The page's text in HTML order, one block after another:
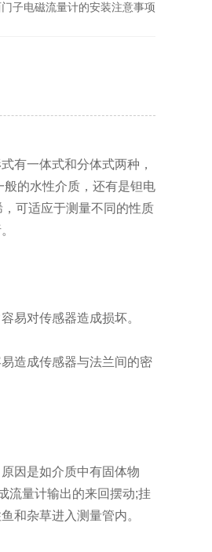
子电磁流量计的安装注意事项
有一体式和分体式两种，
的水性介质，还有是钽电
可适应于测量不同的性质
易对传感器造成损坏。
造成传感器与法兰间的密
因是如介质中有固体物
流量计输出的来回摆动;挂
和杂草进入测量管内。